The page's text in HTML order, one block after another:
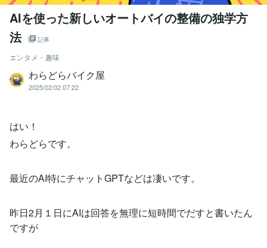
AIを使った新しいオートバイの整備の独学方
法
記事
エンタメ・趣味
わらどらバイク屋
2025/02/02 07:22
はい！
わらどらです。
最近のAI特にチャットGPTなどは凄いです。
昨日2月１日にAIは回答を無理に短時間でだすと書いたん
ですが